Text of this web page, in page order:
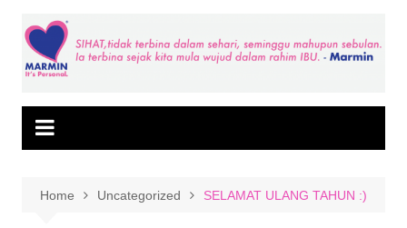
content
Home Uncategorized SELAMAT ULANG TAHUN :)